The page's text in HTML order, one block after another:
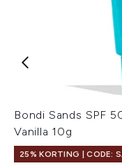
Bondi Sands SPF
Vanilla 10g
25% KORTING | CODE: